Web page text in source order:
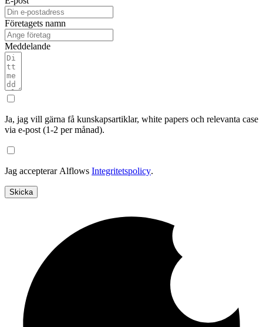
Företagets namn
Meddelande
Ja, jag vill gärna få kunskapsartiklar, white papers och relevanta case
via e-post (1-2 per månad).
Jag accepterar Alflows Integritetspolicy.
Skicka